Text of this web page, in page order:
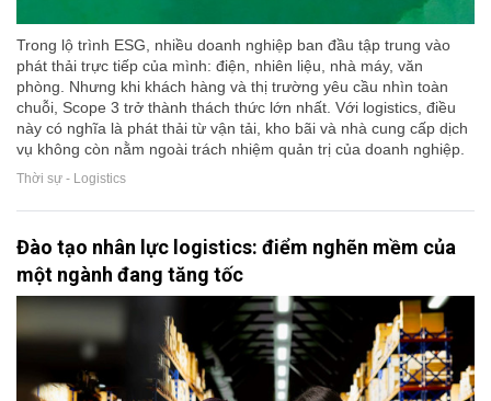
Trong lộ trình ESG, nhiều doanh nghiệp ban đầu tập trung vào
phát thải trực tiếp của mình: điện, nhiên liệu, nhà máy, văn
phòng. Nhưng khi khách hàng và thị trường yêu cầu nhìn toàn
chuỗi, Scope 3 trở thành thách thức lớn nhất. Với logistics, điều
này có nghĩa là phát thải từ vận tải, kho bãi và nhà cung cấp dịch
vụ không còn nằm ngoài trách nhiệm quản trị của doanh nghiệp.
Thời sự - Logistics
Đào tạo nhân lực logistics: điểm nghẽn mềm của
một ngành đang tăng tốc